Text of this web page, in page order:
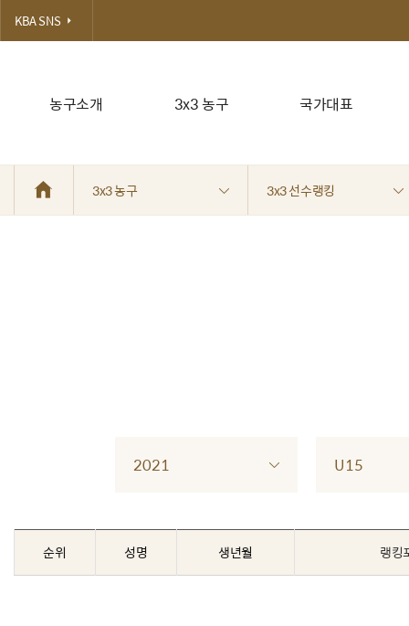
농구소개 3x3 농구 국가대표
KBA SNS
3x3 농구 3x3 선수랭킹
2021 U15
순위 성명 생년월 랭킹